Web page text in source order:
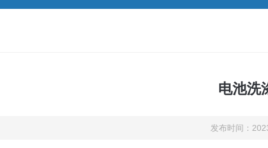
电池洗
发布时间：